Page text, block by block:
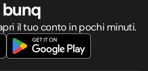
il tuo conto in pochi minuti.